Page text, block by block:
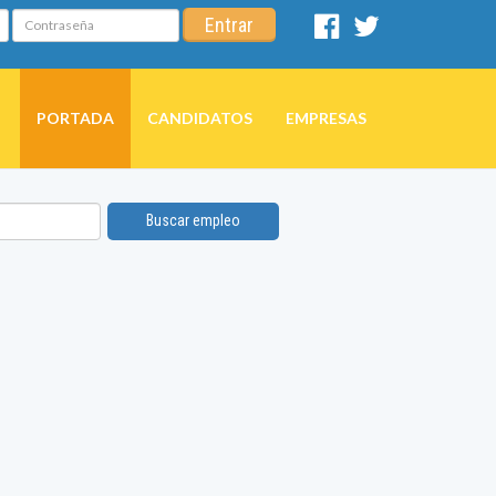
Contraseña Entrar
Facebook
PORTADA CANDIDATOS EMPRESAS
Buscar empleo